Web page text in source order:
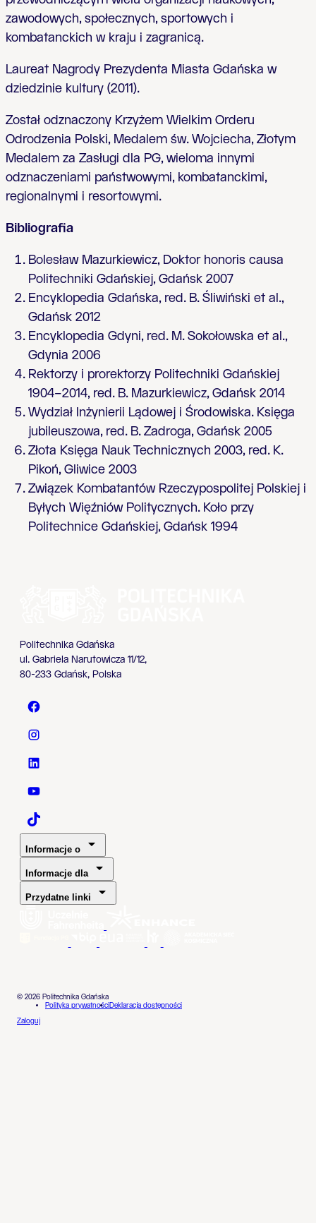
zawodowych, społecznych, sportowych i
kombatanckich w kraju i zagranicą.
Laureat Nagrody Prezydenta Miasta Gdańska w
dziedzinie kultury (2011).
Został odznaczony Krzyżem Wielkim Orderu
Odrodzenia Polski, Medalem św. Wojciecha, Złotym
Medalem za Zasługi dla PG, wieloma innymi
odznaczeniami państwowymi, kombatanckimi,
regionalnymi i resortowymi.
Bibliografia
Bolesław Mazurkiewicz, Doktor honoris causa
Politechniki Gdańskiej, Gdańsk 2007
Encyklopedia Gdańska, red. B. Śliwiński et al.,
Gdańsk 2012
Encyklopedia Gdyni, red. M. Sokołowska et al.,
Gdynia 2006
Rektorzy i prorektorzy Politechniki Gdańskiej
1904–2014, red. B. Mazurkiewicz, Gdańsk 2014
Wydział Inżynierii Lądowej i Środowiska. Księga
jubileuszowa, red. B. Zadroga, Gdańsk 2005
Złota Księga Nauk Technicznych 2003, red. K.
Pikoń, Gliwice 2003
Związek Kombatantów Rzeczypospolitej Polskiej i
Byłych Więźniów Politycznych. Koło przy
Politechnice Gdańskiej, Gdańsk 1994
Politechnika Gdańska
ul. Gabriela Narutowicza 11/12,
80-233 Gdańsk, Polska
Politechnika Gdańska - Facebook
Politechnika Gdańska - Instagram
Politechnika Gdańska - LinkedIn
Politechnika Gdańska - YouTube
Politechnika Gdańska - TaikTok
Informacje o
Informacje dla
Przydatne linki
© 2026 Politechnika Gdańska
Polityka prywatnościDeklaracja dostępności
Zaloguj